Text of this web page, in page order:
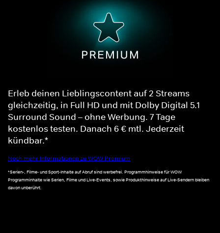
Erleb deinen Lieblingscontent auf 2 Streams
gleichzeitig, in Full HD und mit Dolby Digital 5.1
Surround Sound – ohne Werbung. 7 Tage
kostenlos testen. Danach 6 € mtl. Jederzeit
kündbar.*
Noch mehr Informationen zu WOW Premium
*Serien-, Filme- und Sport-Inhalte auf Abruf sind werbefrei. Programmhinweise für WOW
Programminhalte wie Serien, Filme und Live-Events, sowie Produkthinweise auf Live-Sendern bleiben
davon unberührt.